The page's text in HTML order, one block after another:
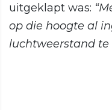
uitgeklapt was:
op die hoogte al
luchtweerstand te